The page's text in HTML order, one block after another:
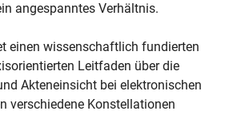
angespanntes Verhältnis.
einen wissenschaftlich fundierten
Leitfaden über die
Akteneinsicht bei elektronischen
verschiedene Konstellationen